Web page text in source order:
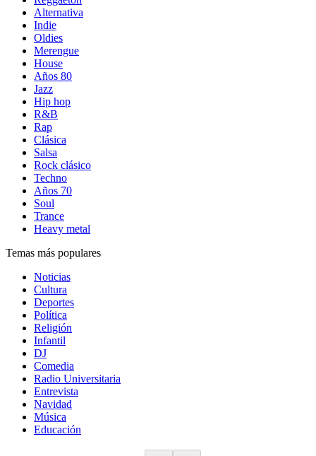
Alternativa
Indie
Oldies
Merengue
House
Años 80
Jazz
Hip hop
R&B
Rap
Clásica
Salsa
Rock clásico
Techno
Años 70
Soul
Trance
Heavy metal
Temas más populares
Noticias
Cultura
Deportes
Política
Religión
Infantil
DJ
Comedia
Radio Universitaria
Entrevista
Navidad
Música
Educación